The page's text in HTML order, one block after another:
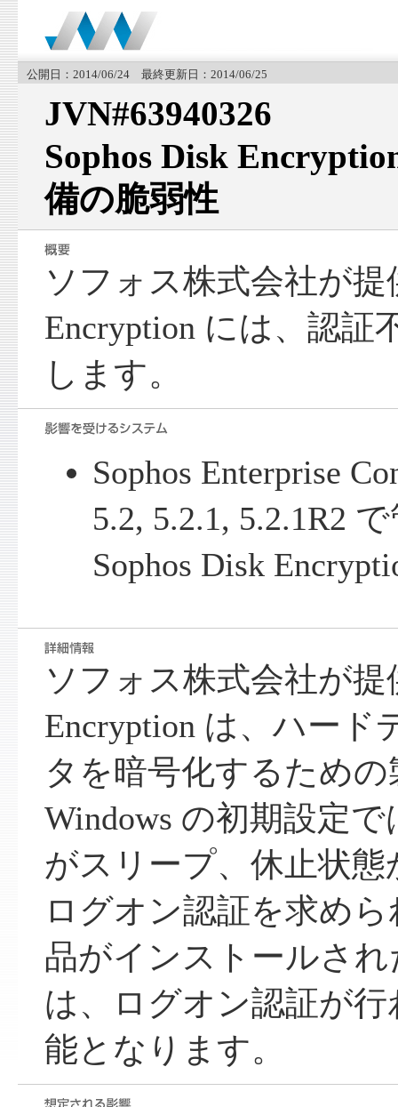
公開日：2014/06/24 最終更新日：2014/06/25
JVN#63940326
Sophos Disk
備の脆弱性
ソフォス株式会社が提
Encryption には、認証
します。
Sophos Enterprise
5.2, 5.2.1, 5.2.1R2
Sophos Disk
ソフォス株式会社が提
Encryption は、ハード
タを暗号化するため
Windows の初期設定
がスリープ、休止状
ログオン認証を求め
品がインストールさ
は、ログオン認証が
能となります。